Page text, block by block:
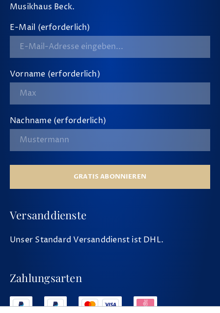
Musikhaus Beck.
E-Mail (erforderlich)
Vorname (erforderlich)
Nachname (erforderlich)
GRATIS ABONNIEREN
Versanddienste
Unser Standard Versanddienst ist DHL.
Zahlungsarten